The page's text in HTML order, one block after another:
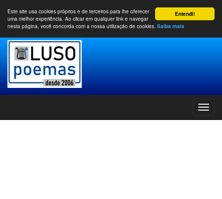
Entendi!
Este site usa cookies próprios e de terceiros para lhe oferecer
uma melhor experiência. Ao clicar em qualquer link e navegar
nesta página, você concorda com a nossa utilização de cookies. Saiba mais